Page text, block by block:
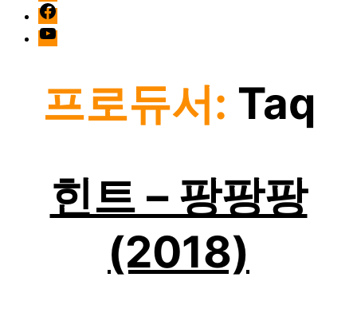
facebook
Youtube
프로듀서: Taq
힌트 – 팡팡팡
(2018)